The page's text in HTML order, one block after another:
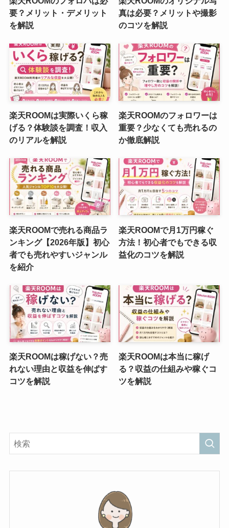
要？メリット・デメリット
を解説
真は必要？メリットや撮影
のコツを解説
楽天ROOMは実際いくら稼
げる？体験談を調査！収入
のリアルを解説
楽天ROOMのフォロワーは
重要？少なくても売れるの
か徹底解説
楽天ROOMで売れる商品ラ
ンキング【2026年版】初心
者でも売れやすいジャンル
を紹介
楽天ROOMで月1万円稼ぐ
方法！初心者でもできる収
益化のコツを解説
楽天ROOMは稼げない？売
れない理由と収益を伸ばす
コツを解説
楽天ROOMは本当に稼げ
る？収益の仕組みや稼ぐコ
ツを解説